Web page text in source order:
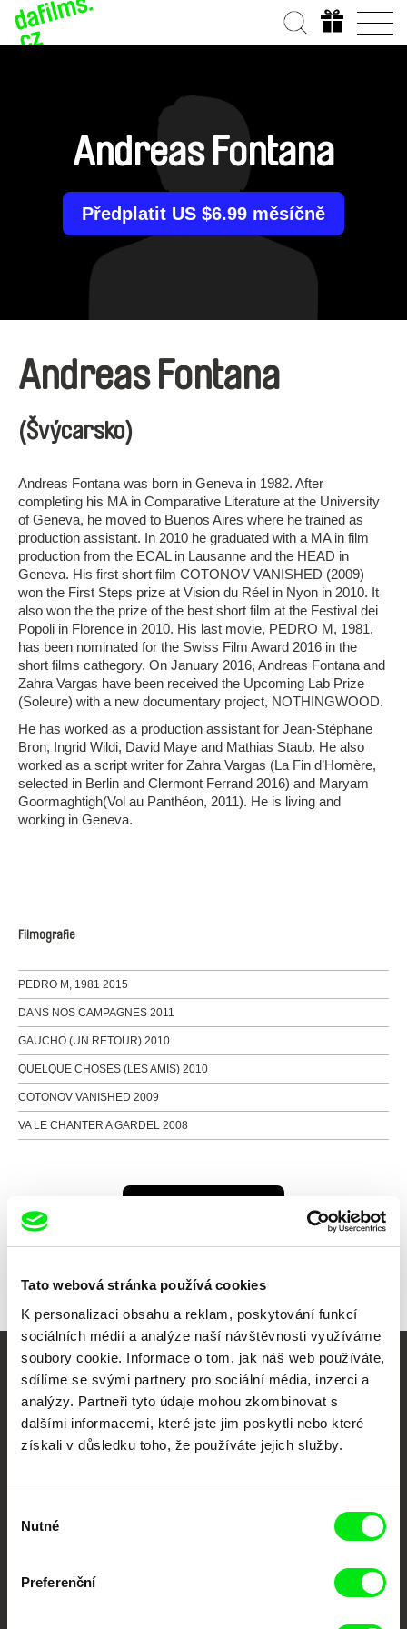
Tato webová stránka používá cookies
K personalizaci obsahu a reklam, poskytování funkcí
sociálních médií a analýze naší návštěvnosti využíváme
soubory cookie. Informace o tom, jak náš web používáte,
sdílíme se svými partnery pro sociální média, inzerci a
analýzy. Partneři tyto údaje mohou zkombinovat s
dalšími informacemi, které jste jim poskytli nebo které
získali v důsledku toho, že používáte jejich služby.
souhlasu
Nutné
Preferenční
Andreas Fontana
Předplatit US $6.99 měsíčně
Andreas Fontana
(Švýcarsko)
Andreas Fontana was born in Geneva in 1982. After
completing his MA in Comparative Literature at the University
of Geneva, he moved to Buenos Aires where he trained as
production assistant. In 2010 he graduated with a MA in film
production from the ECAL in Lausanne and the HEAD in
Geneva. His first short film COTONOV VANISHED (2009)
won the First Steps prize at Vision du Réel in Nyon in 2010. It
also won the the prize of the best short film at the Festival dei
Popoli in Florence in 2010. His last movie, PEDRO M, 1981,
has been nominated for the Swiss Film Award 2016 in the
short films cathegory. On January 2016, Andreas Fontana and
Zahra Vargas have been received the Upcoming Lab Prize
(Soleure) with a new documentary project, NOTHINGWOOD.
He has worked as a production assistant for Jean-Stéphane
Bron, Ingrid Wildi, David Maye and Mathias Staub. He also
worked as a script writer for Zahra Vargas (La Fin d’Homère,
selected in Berlin and Clermont Ferrand 2016) and Maryam
Goormaghtigh(Vol au Panthéon, 2011). He is living and
working in Geneva.
Filmografie
PEDRO M, 1981 2015
DANS NOS CAMPAGNES 2011
GAUCHO (UN RETOUR) 2010
QUELQUE CHOSES (LES AMIS) 2010
COTONOV VANISHED 2009
VA LE CHANTER A GARDEL 2008
Vaše online
dokumentární kino
Nové festivalové filmy
každý týden
Portál DAFilms.cz je výsledkem tvůrčí spolupráce 7 klíčových evropských